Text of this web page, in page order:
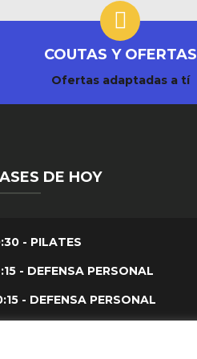
COUTAS Y OFERTAS
Ofertas adaptadas a tí
DE HOY
- PILATES
- DEFENSA PERSONAL
- DEFENSA PERSONAL